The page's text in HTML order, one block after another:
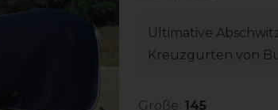
Ultimative
Kreuzgurten von
Größe: 145